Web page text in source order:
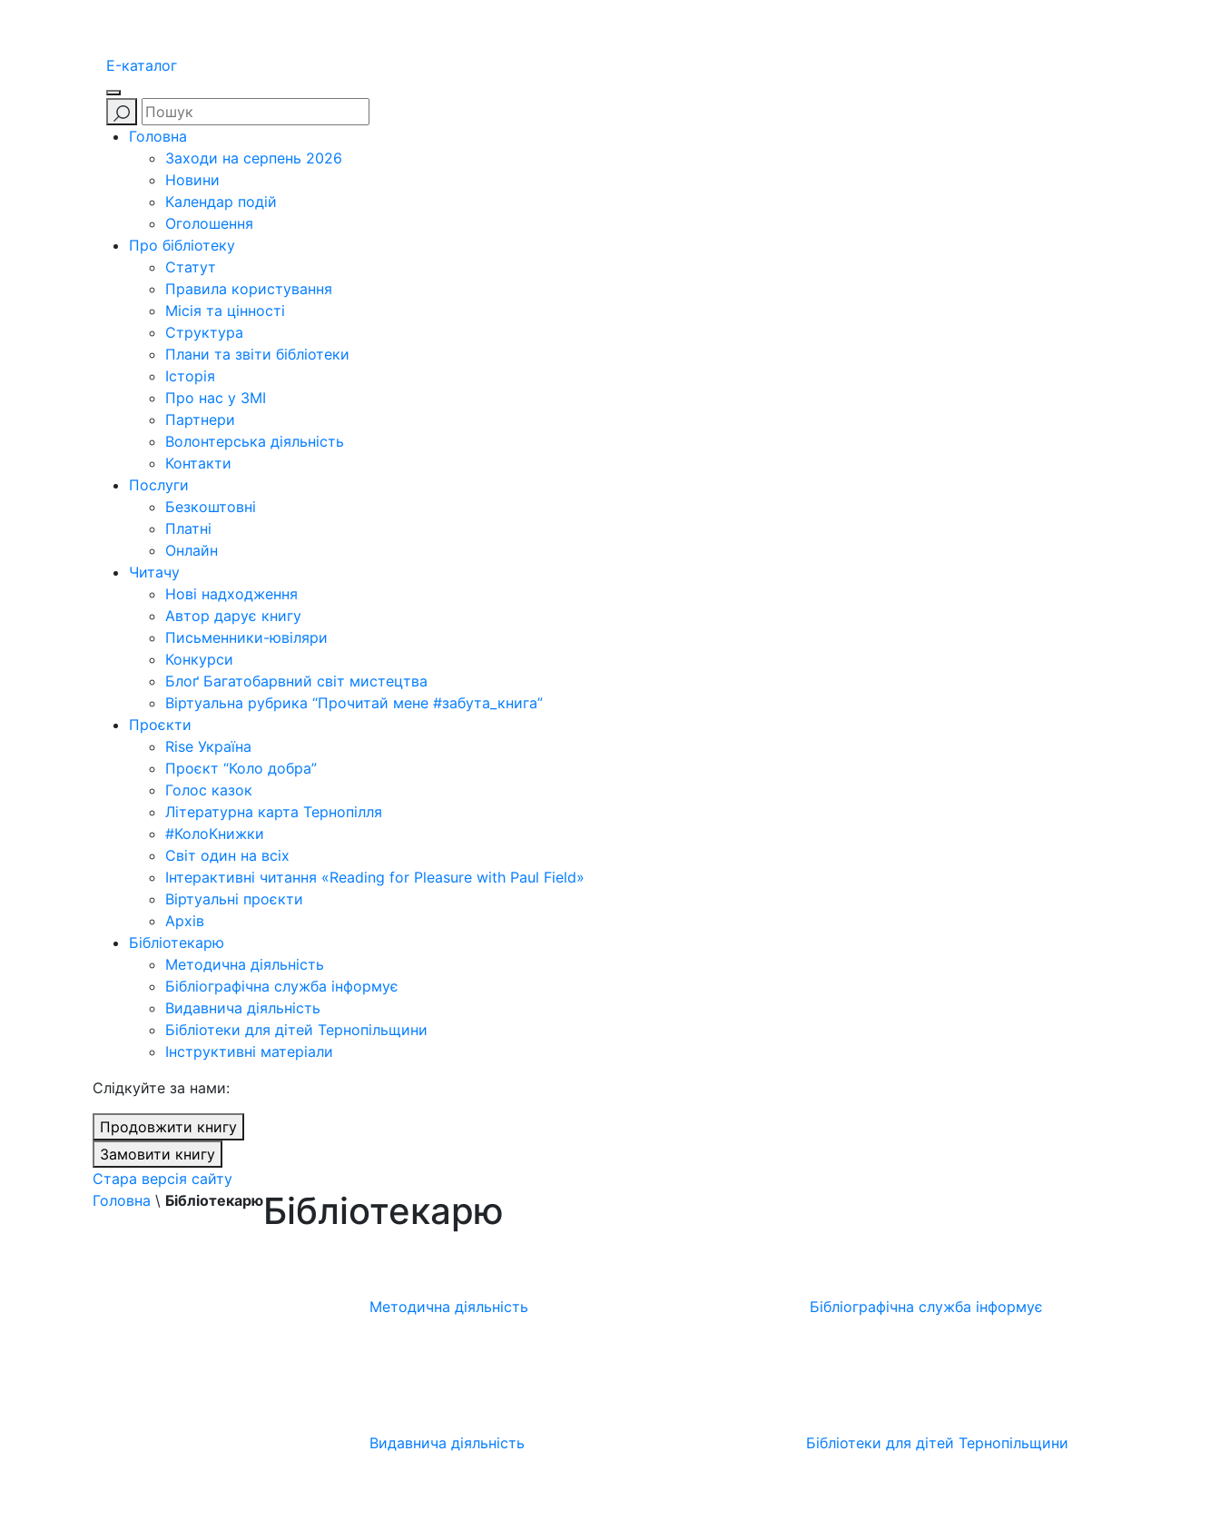
E-каталог
Головна
Заходи на серпень 2026
Новини
Календар подій
Оголошення
Про бібліотеку
Статут
Правила користування
Місія та цінності
Структура
Плани та звіти бібліотеки
Історія
Про нас у ЗМІ
Партнери
Волонтерська діяльність
Контакти
Послуги
Безкоштовні
Платні
Онлайн
Читачу
Нові надходження
Автор дарує книгу
Письменники-ювіляри
Конкурси
Блоґ Багатобарвний світ мистецтва
Віртуальна рубрика “Прочитай мене #забута_книга”
Проєкти
Rise Україна
Проєкт “Коло добра”
Голос казок
Літературна карта Тернопілля
#КолоКнижки
Світ один на всіх
Інтерактивні читання «Reading for Pleasure with Paul Field»
Віртуальні проєкти
Архів
Бібліотекарю
Методична діяльність
Бібліографічна служба інформує
Видавнича діяльність
Бібліотеки для дітей Тернопільщини
Інструктивні матеріали
Cлідкуйте за нами:
Продовжити книгу
Замовити книгу
Стара версія сайту
Головна \ БібліотекарюБібліотекарю
Методична діяльність Бібліографічна служба інформує
Видавнича діяльність Бібліотеки для дітей Тернопільщини